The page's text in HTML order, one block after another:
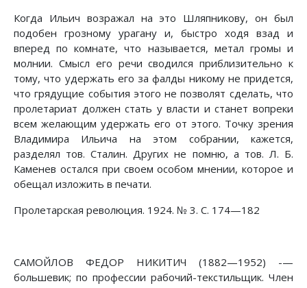
Когда Ильич возражал на это Шляпникову, он был
подобен грозному урагану и, быстро ходя взад и
вперед по комнате, что называется, метал громы и
молнии. Смысл его речи сводился приблизительно к
тому, что удержать его за фалды никому не придется,
что грядущие события этого не позволят сделать, что
пролетариат должен стать у власти и станет вопреки
всем желающим удержать его от этого. Точку зрения
Владимира Ильича на этом собрании, кажется,
разделял тов. Сталин. Других не помню, а тов. Л. Б.
Каменев остался при своем особом мнении, которое и
обещал изложить в печати.
Пролетарская революция. 1924. № 3. С. 174—182
САМОЙЛОВ ФЕДОР НИКИТИЧ (1882—1952) -—
большевик; по профессии рабочий-текстильщик. Член